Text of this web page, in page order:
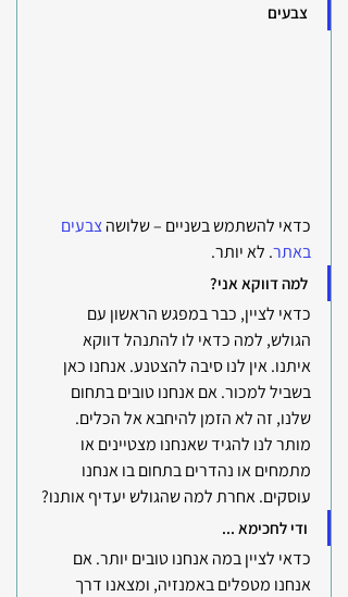
צבעים
כדאי להשתמש בשניים – שלושה צבעים
באתר. לא יותר.
למה דווקא אני?
כדאי לציין, כבר במפגש הראשון עם
הגולש, למה כדאי לו להתנהל דווקא
איתנו. אין לנו סיבה להצטנע. אנחנו כאן
בשביל למכור. אם אנחנו טובים בתחום
שלנו, זה לא הזמן להיחבא אל הכלים.
מותר לנו להגיד שאנחנו מצטיינים או
מתמחים או נהדרים בתחום בו אנחנו
עוסקים. אחרת למה שהגולש יעדיף אותנו?
ודי לחכימא ...
כדאי לציין במה אנחנו טובים יותר. אם
אנחנו מטפלים באמנזיה, ומצאנו דרך